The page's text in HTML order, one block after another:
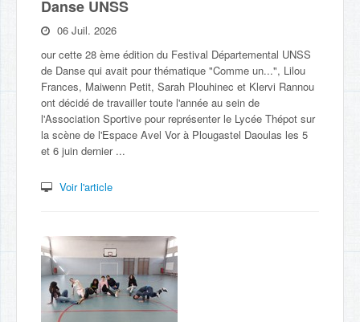
Danse UNSS
06 Juil. 2026
our cette 28 ème édition du Festival Départemental UNSS
de Danse qui avait pour thématique "Comme un...", Lilou
Frances, Maiwenn Petit, Sarah Plouhinec et Klervi Rannou
ont décidé de travailler toute l'année au sein de
l'Association Sportive pour représenter le Lycée Thépot sur
la scène de l'Espace Avel Vor à Plougastel Daoulas les 5
et 6 juin dernier ...
Voir l'article